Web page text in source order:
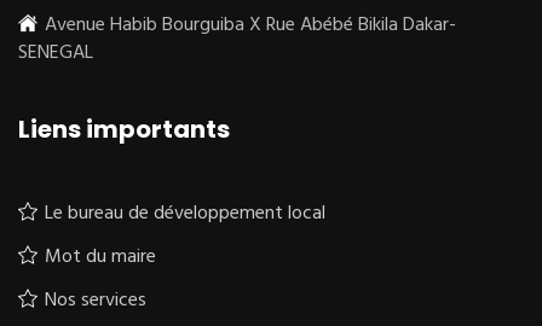
Avenue Habib Bourguiba X Rue Abébé Bikila Dakar-
SENEGAL
Liens importants
Le bureau de développement local
Mot du maire
Nos services